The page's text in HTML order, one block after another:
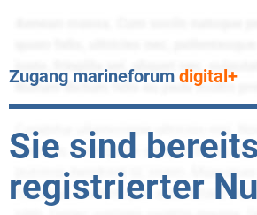
Zugang marineforum digital+
Sie sind
registrierter